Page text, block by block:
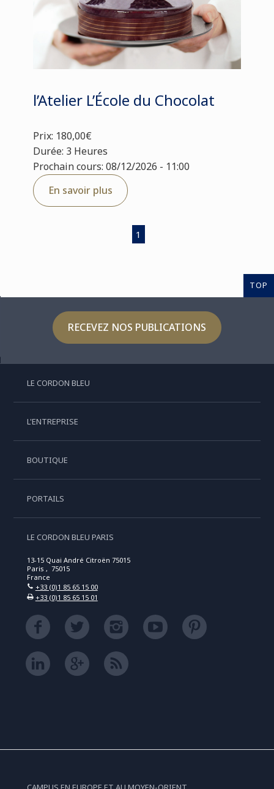
l’Atelier L’École du Chocolat
Prix: 180,00€
Durée: 3 Heures
Prochain cours: 08/12/2026 - 11:00
En savoir plus
1
TOP
RECEVEZ NOS PUBLICATIONS
LE CORDON BLEU
L'ENTREPRISE
BOUTIQUE
PORTAILS
LE CORDON BLEU PARIS
13-15 Quai André Citroën 75015
Paris , 75015
France
+33 (0)1 85 65 15 00
+33 (0)1 85 65 15 01